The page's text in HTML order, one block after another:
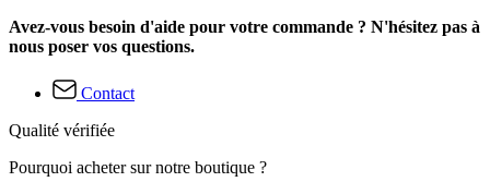
Avez-vous besoin d'aide pour votre commande ? N'hésitez pas à
nous poser vos questions.
Contact
Qualité vérifiée
Pourquoi acheter sur notre boutique ?